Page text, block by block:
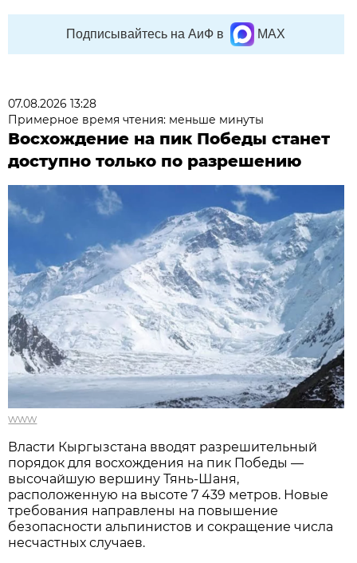
Подписывайтесь на АиФ в MAX
07.08.2026 13:28
Примерное время чтения: меньше минуты
Восхождение на пик Победы станет
доступно только по разрешению
www
Власти Кыргызстана вводят разрешительный
порядок для восхождения на пик Победы —
высочайшую вершину Тянь-Шаня,
расположенную на высоте 7 439 метров. Новые
требования направлены на повышение
безопасности альпинистов и сокращение числа
несчастных случаев.